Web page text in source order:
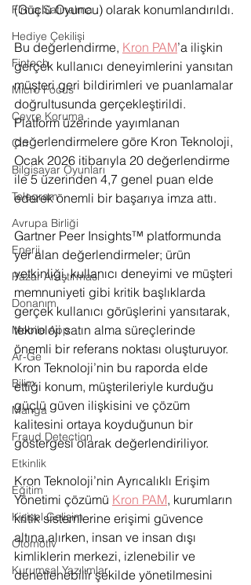
Firma Satınalma
Hediye Çekilişi
Fintech
Micro Focus
Çevre Koruma
Çin
Bilgisayar Oyunları
Telegram
Avrupa Birliği
Enerji
Pazar Araştırması
Donanım
Mobile App
Ar-Ge
Bilim
Manga
Fraud Detection
Etkinlik
Eğitim
Kişisel Gelişim
Otomotiv
Kurumsal Yazılımlar
(Güçlü Oyuncu) olarak konumlandırıldı.
Bu değerlendirme, Kron PAM’a ilişkin
gerçek kullanıcı deneyimlerini yansıtan
müşteri geri bildirimleri ve puanlamalar
doğrultusunda gerçekleştirildi.
Platform üzerinde yayımlanan
değerlendirmelere göre Kron Teknoloji,
Ocak 2026 itibarıyla 20 değerlendirme
ile 5 üzerinden 4,7 genel puan elde
ederek önemli bir başarıya imza attı.
Gartner Peer Insights™ platformunda
yer alan değerlendirmeler; ürün
yetkinliği, kullanıcı deneyimi ve müşteri
memnuniyeti gibi kritik başlıklarda
gerçek kullanıcı görüşlerini yansıtarak,
teknoloji satın alma süreçlerinde
önemli bir referans noktası oluşturuyor.
Kron Teknoloji’nin bu raporda elde
ettiği konum, müşterileriyle kurduğu
güçlü güven ilişkisini ve çözüm
kalitesini ortaya koyduğunun bir
göstergesi olarak değerlendiriliyor.
Kron Teknoloji’nin Ayrıcalıklı Erişim
Yönetimi çözümü Kron PAM, kurumların
kritik sistemlerine erişimi güvence
altına alırken, insan ve insan dışı
kimliklerin merkezi, izlenebilir ve
denetlenebilir şekilde yönetilmesini